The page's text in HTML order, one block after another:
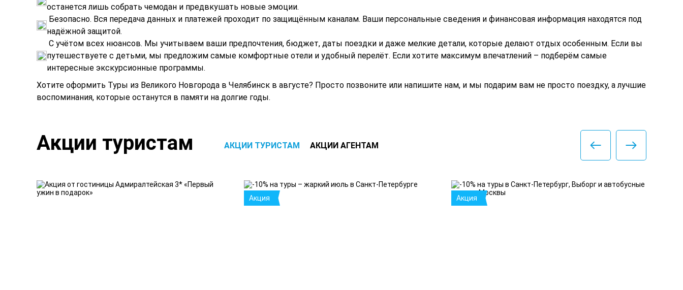
останется лишь собрать чемодан и предвкушать новые эмоции.
Безопасно. Вся передача данных и платежей проходит по защищённым каналам. Ваши персональные сведения и финансовая информация находятся под
надёжной защитой.
С учётом всех нюансов. Мы учитываем ваши предпочтения, бюджет, даты поездки и даже мелкие детали, которые делают отдых особенным. Если вы
путешествуете с детьми, мы предложим самые комфортные отели и удобный перелёт. Если хотите максимум впечатлений – подберём самые
интересные экскурсионные программы.
Хотите оформить Туры из Великого Новгорода в Челябинск в августе? Просто позвоните или напишите нам, и мы подарим вам не просто поездку, а лучшие
воспоминания, которые останутся в памяти на долгие годы.
Акции туристам АКЦИИ ТУРИСТАМ АКЦИИ АГЕНТАМ
Акция Акция